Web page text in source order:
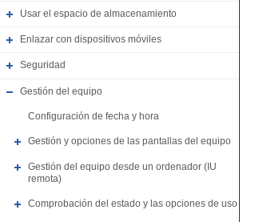
Usar el espacio de almacenamiento
Enlazar con dispositivos móviles
Seguridad
Gestión del equipo
Configuración de fecha y hora
Gestión y opciones de las pantallas del equipo
Gestión del equipo desde un ordenador (IU
remota)
Comprobación del estado y las opciones de uso